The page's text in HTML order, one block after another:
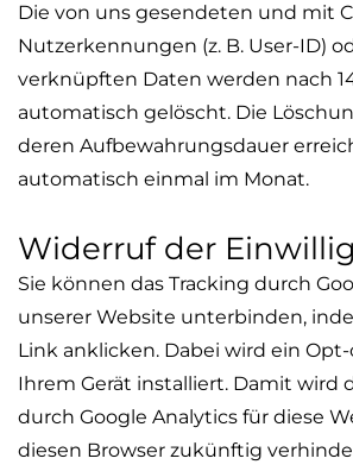
Die von uns gesendeten und mit
Nutzerkennungen (z. B. User-ID)
verknüpften Daten werden nach
automatisch gelöscht. Die
deren Aufbewahrungsdauer
automatisch einmal im Monat.
Widerruf der
Sie können das Tracking durch
unserer Website unterbinden,
Link anklicken. Dabei wird ein Opt
Ihrem Gerät installiert. Damit wird
durch Google Analytics für diese
diesen Browser zukünftig